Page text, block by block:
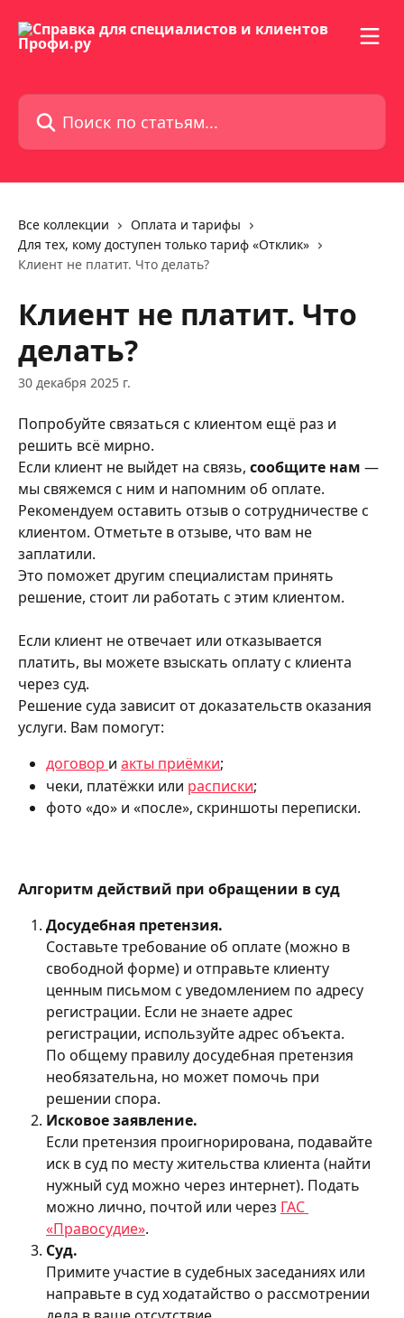
Поиск по статьям...
Все коллекции
Оплата и тарифы
Для тех, кому доступен только тариф «Отклик»
Клиент не платит. Что делать?
Клиент не платит. Что
делать?
30 декабря 2025 г.
Попробуйте связаться с клиентом ещё раз и
решить всё мирно.
Если клиент не выйдет на связь, сообщите нам —
мы свяжемся с ним и напомним об оплате.
Рекомендуем оставить отзыв о сотрудничестве с
клиентом. Отметьте в отзыве, что вам не
заплатили.
Это поможет другим специалистам принять
решение, стоит ли работать с этим клиентом.
Если клиент не отвечает или отказывается
платить, вы можете взыскать оплату с клиента
через суд.
Решение суда зависит от доказательств оказания
услуги. Вам помогут:
договор и акты приёмки;
чеки, платёжки или расписки;
фото «до» и «после», скриншоты переписки.
Алгоритм действий при обращении в суд
Досудебная претензия.
Составьте требование об оплате (можно в
свободной форме) и отправьте клиенту
ценным письмом с уведомлением по адресу
регистрации. Если не знаете адрес
регистрации, используйте адрес объекта.
По общему правилу досудебная претензия
необязательна, но может помочь при
решении спора.
Исковое заявление.
Если претензия проигнорирована, подавайте
иск в суд по месту жительства клиента (найти
нужный суд можно через интернет). Подать
можно лично, почтой или через ГАС
«Правосудие».
Суд.
Примите участие в судебных заседаниях или
направьте в суд ходатайство о рассмотрении